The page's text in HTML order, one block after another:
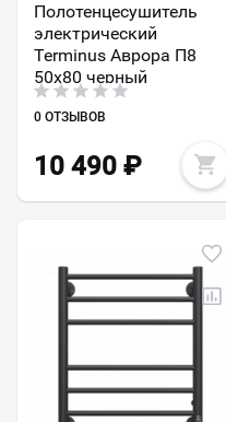
Полотенцесушитель
электрический
Terminus Аврора П8
50х80 черный
0 ОТЗЫВОВ
10 490 ₽